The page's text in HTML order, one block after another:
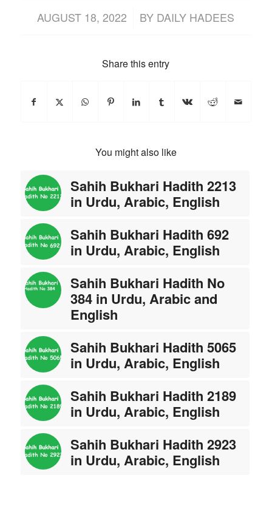
AUGUST 18, 2022
/ BY DAILY HADEES
Share this entry
You might also like
Sahih Bukhari Hadith 2213
in Urdu, Arabic, English
Sahih Bukhari Hadith 692
in Urdu, Arabic, English
Sahih Bukhari Hadith No
384 in Urdu, Arabic and
English
Sahih Bukhari Hadith 5065
in Urdu, Arabic, English
Sahih Bukhari Hadith 2189
in Urdu, Arabic, English
Sahih Bukhari Hadith 2923
in Urdu, Arabic, English